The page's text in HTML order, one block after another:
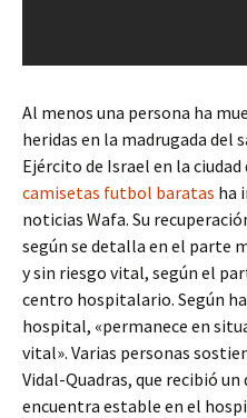
Al menos una persona ha
heridas en la madrugada del
Ejército de Israel en la ciudad
camisetas futbol baratas ha
noticias Wafa. Su
según se detalla en el parte
y sin riesgo vital, según el
centro hospitalario. Según
hospital, «permanece en
vital». Varias personas
Vidal-Quadras, que recibió un
encuentra estable en el